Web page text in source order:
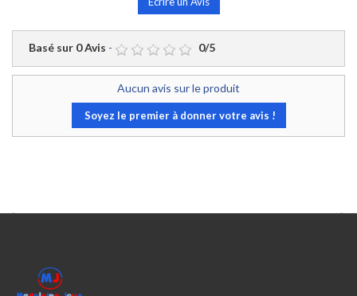
Basé sur 0Avis - 0/5
Aucun avis sur le produit
Soyez le premier à donner votre avis !
 